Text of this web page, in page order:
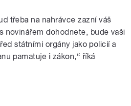
třeba na nahrávce zazní váš
novinářem dohodnete, bude vaši
státními orgány jako policií a
pamatuje i zákon,“ říká